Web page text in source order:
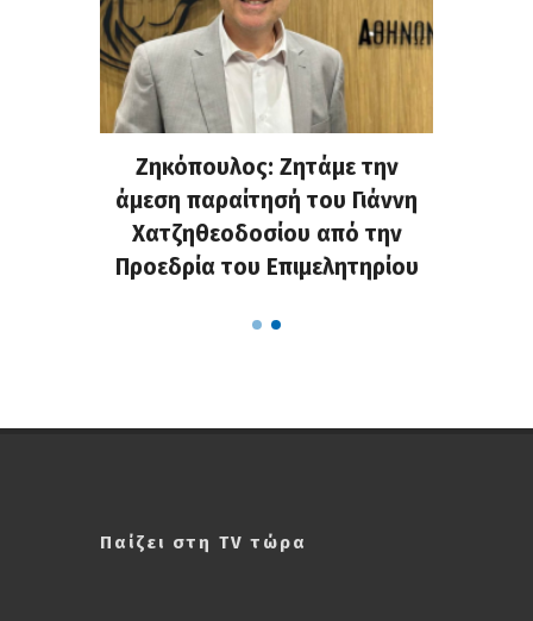
Ζηκόπουλος: Ζητάμε την
άμεση παραίτησή του Γιάννη
Χατζηθεοδοσίου από την
Προεδρία του Επιμελητηρίου
Παίζει στη TV τώρα